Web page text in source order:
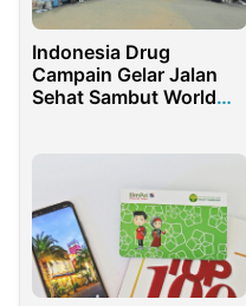
Indonesia Drug
Campain Gelar Jalan
Sehat Sambut World